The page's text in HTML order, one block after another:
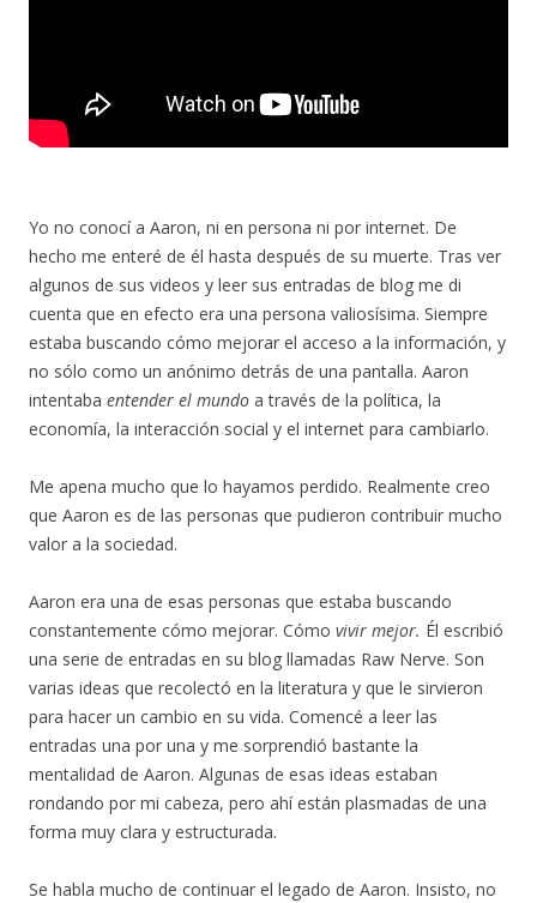
Yo no conocí a Aaron, ni en persona ni por internet. De
hecho me enteré de él hasta después de su muerte. Tras ver
algunos de sus videos y leer sus entradas de blog me di
cuenta que en efecto era una persona valiosísima. Siempre
estaba buscando cómo mejorar el acceso a la información, y
no sólo como un anónimo detrás de una pantalla. Aaron
intentaba entender el mundo a través de la política, la
economía, la interacción social y el internet para cambiarlo.
Me apena mucho que lo hayamos perdido. Realmente creo
que Aaron es de las personas que pudieron contribuir mucho
valor a la sociedad.
Aaron era una de esas personas que estaba buscando
constantemente cómo mejorar. Cómo vivir mejor. Él escribió
una serie de entradas en su blog llamadas Raw Nerve. Son
varias ideas que recolectó en la literatura y que le sirvieron
para hacer un cambio en su vida. Comencé a leer las
entradas una por una y me sorprendió bastante la
mentalidad de Aaron. Algunas de esas ideas estaban
rondando por mi cabeza, pero ahí están plasmadas de una
forma muy clara y estructurada.
Se habla mucho de continuar el legado de Aaron. Insisto, no